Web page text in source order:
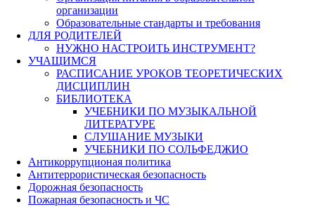
организации
Образовательные стандарты и требования
ДЛЯ РОДИТЕЛЕЙ
НУЖНО НАСТРОИТЬ ИНСТРУМЕНТ?
УЧАЩИМСЯ
РАСПИСАНИЕ УРОКОВ ТЕОРЕТИЧЕСКИХ
ДИСЦИПЛИН
БИБЛИОТЕКА
УЧЕБНИКИ ПО МУЗЫКАЛЬНОЙ
ЛИТЕРАТУРЕ
СЛУШАНИЕ МУЗЫКИ
УЧЕБНИКИ ПО СОЛЬФЕДЖИО
Антикоррупционая политика
Антитеррористическая безопасность
Дорожная безопасность
Пожарная безопасность и ЧС